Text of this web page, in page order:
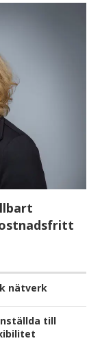
nätverk
till